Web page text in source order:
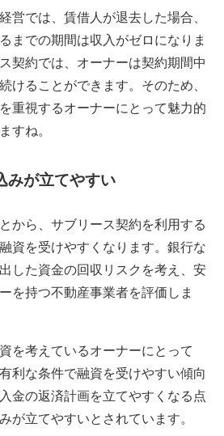
営では、賃借人が退去した場合、
までの期間は収入がゼロになりま
契約では、オーナーは契約期間中
けることができます。そのため、
重視するオーナーにとって魅力的
すね。
みが立てやすい
から、サブリース契約を利用する
資を受けやすくなります。銀行な
した資金の回収リスクを考え、安
を持つ不動産事業者を評価しま
を考えているオーナーにとって
利な条件で融資を受けやすい傾向
金の返済計画を立てやすくなる点
が立てやすいとされています。